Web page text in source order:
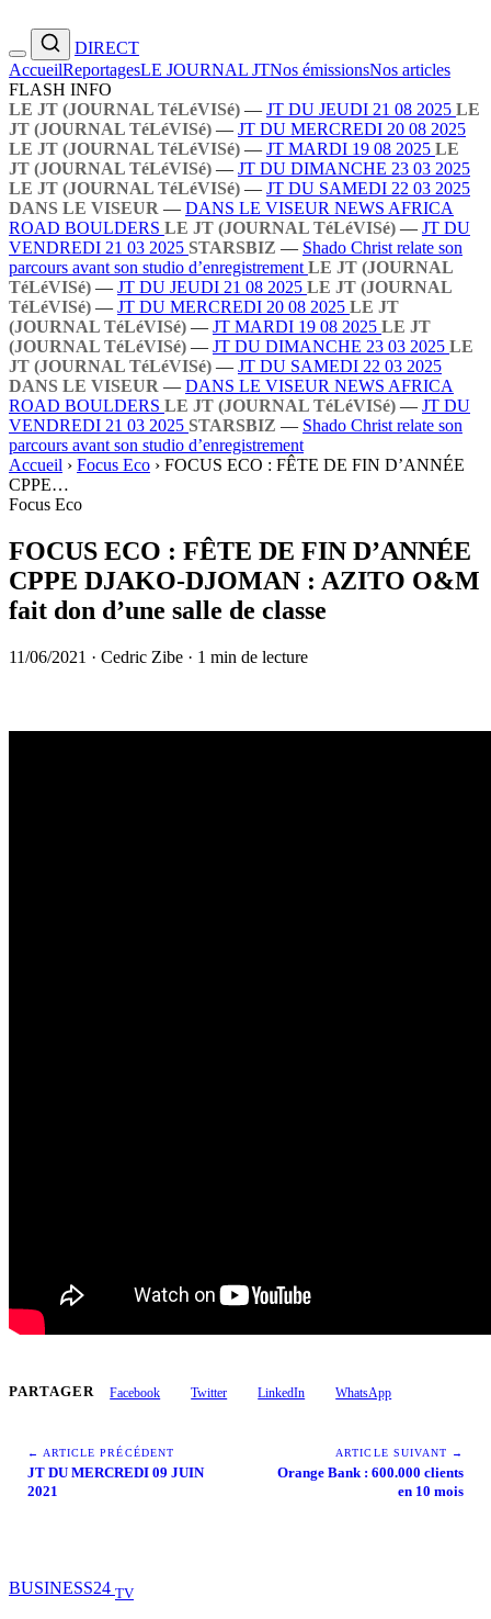
DIRECT
AccueilReportagesLE JOURNAL JTNos émissionsNos articles
FLASH INFO
LE JT (JOURNAL TéLéVISé) — JT DU JEUDI 21 08 2025 LE
JT (JOURNAL TéLéVISé) — JT DU MERCREDI 20 08 2025
LE JT (JOURNAL TéLéVISé) — JT MARDI 19 08 2025 LE
JT (JOURNAL TéLéVISé) — JT DU DIMANCHE 23 03 2025
LE JT (JOURNAL TéLéVISé) — JT DU SAMEDI 22 03 2025
DANS LE VISEUR — DANS LE VISEUR NEWS AFRICA
ROAD BOULDERS LE JT (JOURNAL TéLéVISé) — JT DU
VENDREDI 21 03 2025 STARSBIZ — Shado Christ relate son
parcours avant son studio d’enregistrement LE JT (JOURNAL
TéLéVISé) — JT DU JEUDI 21 08 2025 LE JT (JOURNAL
TéLéVISé) — JT DU MERCREDI 20 08 2025 LE JT
(JOURNAL TéLéVISé) — JT MARDI 19 08 2025 LE JT
(JOURNAL TéLéVISé) — JT DU DIMANCHE 23 03 2025 LE
JT (JOURNAL TéLéVISé) — JT DU SAMEDI 22 03 2025
DANS LE VISEUR — DANS LE VISEUR NEWS AFRICA
ROAD BOULDERS LE JT (JOURNAL TéLéVISé) — JT DU
VENDREDI 21 03 2025 STARSBIZ — Shado Christ relate son
parcours avant son studio d’enregistrement
Accueil › Focus Eco › FOCUS ECO : FÊTE DE FIN D’ANNÉE
CPPE…
Focus Eco
FOCUS ECO : FÊTE DE FIN D’ANNÉE
CPPE DJAKO-DJOMAN : AZITO O&M
fait don d’une salle de classe
11/06/2021 · Cedric Zibe · 1 min de lecture
PARTAGER Facebook Twitter LinkedIn WhatsApp
← ARTICLE PRÉCÉDENT
JT DU MERCREDI 09 JUIN
2021
ARTICLE SUIVANT →
Orange Bank : 600.000 clients
en 10 mois
BUSINESS24 TV